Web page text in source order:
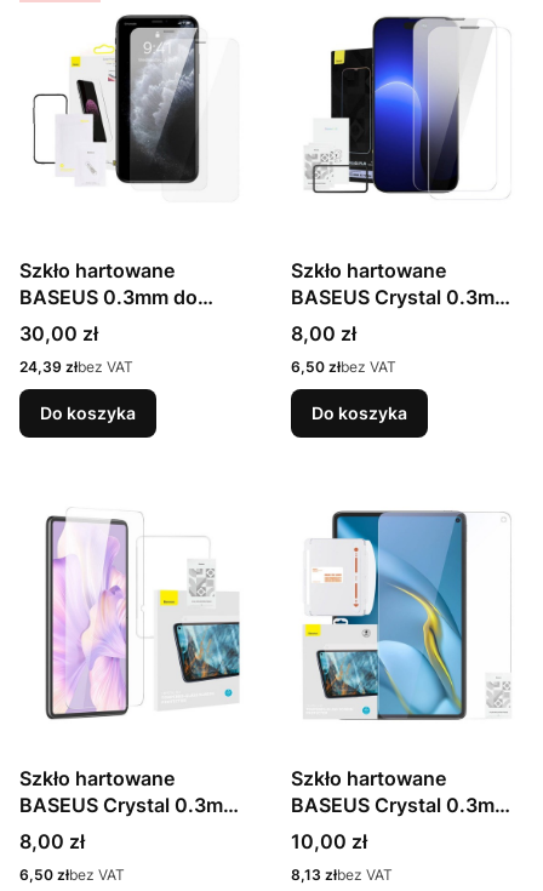
Szkło hartowane
BASEUS 0.3mm do
iPhone XS Max/11 Pro
Max 2szt.
Cena
30,00 zł
Cena
24,39 złbez VAT
Do koszyka
Szkło hartowane
BASEUS Crystal 0.3mm
do iPhone 14 Pro 2szt
Cena
8,00 zł
Cena
6,50 złbez VAT
Do koszyka
Szkło hartowane
BASEUS Crystal 0.3mm
do MatePad Pro 12.6"
Cena
8,00 zł
Cena
6,50 złbez VAT
Szkło hartowane
BASEUS Crystal 0.3mm
Huawei MatePad 10.8"
Cena
10,00 zł
Cena
8,13 złbez VAT